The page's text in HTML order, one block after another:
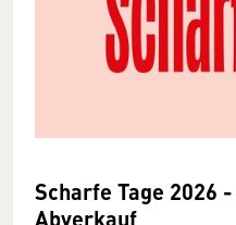
Scharfe Tage 2026
Abverkauf